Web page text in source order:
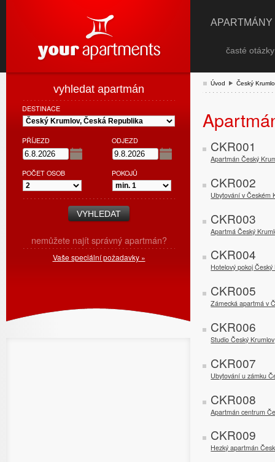
časté
Úvod Český
CKR001
Apartmán Český
CKR002
Ubytování v Českém
CKR003
Apartmá Český
CKR004
Hotelový pokoj Český
CKR005
Zámecká apartmá v
CKR006
Studio Český Krumlov
CKR007
Ubytování u zámku
CKR008
Apartmán centrum
CKR009
Hezký apartmán
vyhledat apartmán
DESTINACE
PŘÍJEZD ODJEZD
POČET OSOB POKOJŮ
nemůžete najít správný apartmán?
Vaše speciální požadavky »